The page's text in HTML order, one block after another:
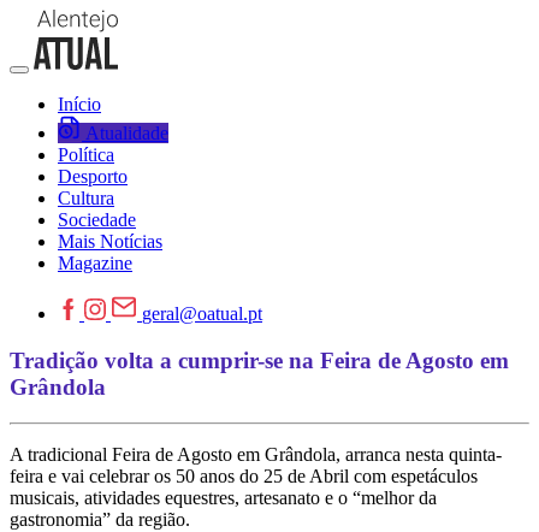
Início
Atualidade
Política
Desporto
Cultura
Sociedade
Mais Notícias
Magazine
geral@oatual.pt
Tradição volta a cumprir-se na Feira de Agosto em
Grândola
A tradicional Feira de Agosto em Grândola, arranca nesta quinta-
feira e vai celebrar os 50 anos do 25 de Abril com espetáculos
musicais, atividades equestres, artesanato e o “melhor da
gastronomia” da região.